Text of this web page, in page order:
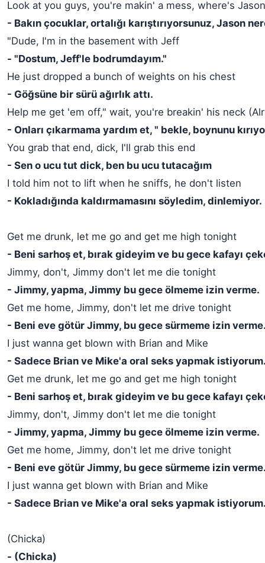
Look at you guys, you're makin' a mess, where's
- Bakın çocuklar, ortalığı karıştırıyorsunuz, Jason
"Dude, I'm in the basement with Jeff
- "Dostum, Jeff'le bodrumdayım."
He just dropped a bunch of weights on his chest
- Göğsüne bir sürü ağırlık attı.
Help me get 'em off," wait, you're breakin' his neck
- Onları çıkarmama yardım et, " bekle, boynunu
You grab that end, dick, I'll grab this end
- Sen o ucu tut dick, ben bu ucu tutacağım
I told him not to lift when he sniffs, he don't listen
- Kokladığında kaldırmamasını söyledim, dinlemiyor.
Get me drunk, let me go and get me high tonight
- Beni sarhoş et, bırak gideyim ve bu gece kafayı
Jimmy, don't, Jimmy don't let me die tonight
- Jimmy, yapma, Jimmy bu gece ölmeme izin verme.
Get me home, Jimmy, don't let me drive tonight
- Beni eve götür Jimmy, bu gece sürmeme izin
I just wanna get blown with Brian and Mike
- Sadece Brian ve Mike'a oral seks yapmak
Get me drunk, let me go and get me high tonight
- Beni sarhoş et, bırak gideyim ve bu gece kafayı
Jimmy, don't, Jimmy don't let me die tonight
- Jimmy, yapma, Jimmy bu gece ölmeme izin verme.
Get me home, Jimmy, don't let me drive tonight
- Beni eve götür Jimmy, bu gece sürmeme izin
I just wanna get blown with Brian and Mike
- Sadece Brian ve Mike'a oral seks yapmak
(Chicka)
- (Chicka)